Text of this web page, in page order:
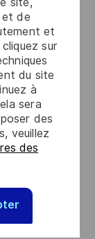
et de
et
sur
du site
à
sera
des
veuillez
des
équipe à
meilleur
à des
défense
d'une
aux
du
PSE